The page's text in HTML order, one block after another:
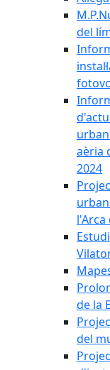
del
aèria
2024
l'Arca
de la
del